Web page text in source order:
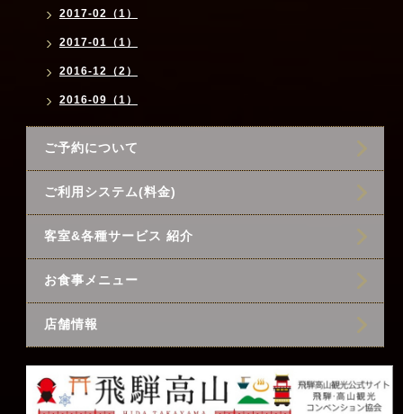
2017-02（1）
2017-01（1）
2016-12（2）
2016-09（1）
ご予約について
ご利用システム(料金)
客室&各種サービス 紹介
お食事メニュー
店舗情報